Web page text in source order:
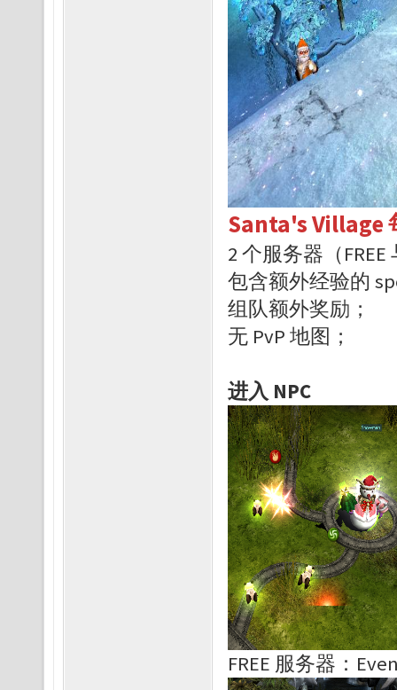
Santa's Village
2 个服务器（FREE
包含额外经验的
组队额外奖励；
无 PvP 地图；
进入 NPC
FREE 服务器：